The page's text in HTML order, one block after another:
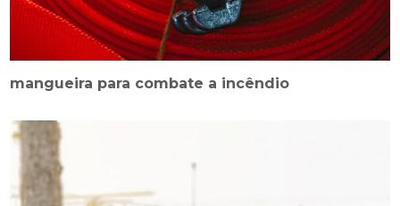
mangueira para combate a incêndio